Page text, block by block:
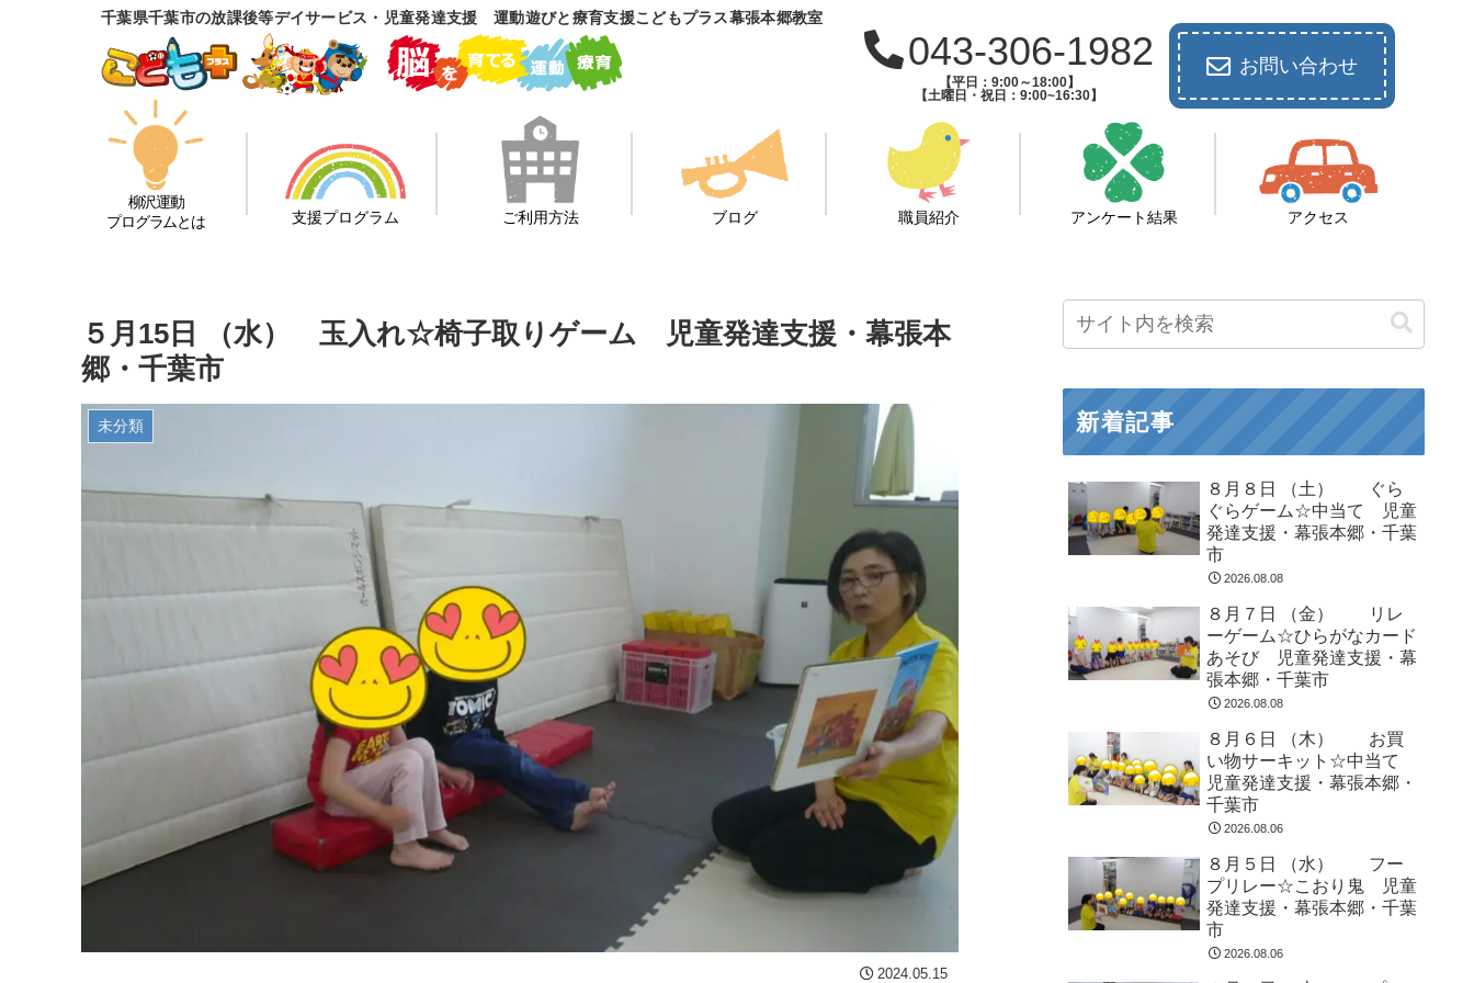
千葉県千葉市の放課後等デイサービス・児童発達支援 運動遊びと療育支援こどもプラス幕張本郷教室
043-306-1982
【平日：9:00～18:00】
【土曜日・祝日：9:00~16:30】
お問い合わせ
柳沢運動
プログラムとは
支援プログラム ご利用方法 ブログ 職員紹介 アンケート結果 アクセス
５月15日 （水） 玉入れ☆椅子取りゲーム 児童発達支援・幕張本
郷・千葉市
未分類
2024.05.15
新着記事
８月８日 （土） ぐら
ぐらゲーム☆中当て 児童
発達支援・幕張本郷・千葉
市
2026.08.08
８月７日 （金） リレ
ーゲーム☆ひらがなカード
あそび 児童発達支援・幕
張本郷・千葉市
2026.08.08
８月６日 （木） お買
い物サーキット☆中当て
児童発達支援・幕張本郷・
千葉市
2026.08.06
８月５日 （水） フー
プリレー☆こおり鬼 児童
発達支援・幕張本郷・千葉
市
2026.08.06